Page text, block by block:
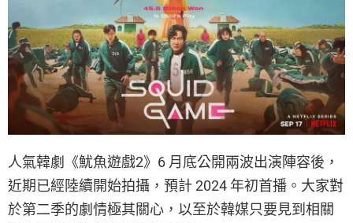
人氣韓劇《魷魚遊戲2》6 月底公開兩波出演陣容後，
近期已經陸續開始拍攝，預計 2024 年初首播。大家對
於第二季的劇情極其關心，以至於韓媒只要見到相關